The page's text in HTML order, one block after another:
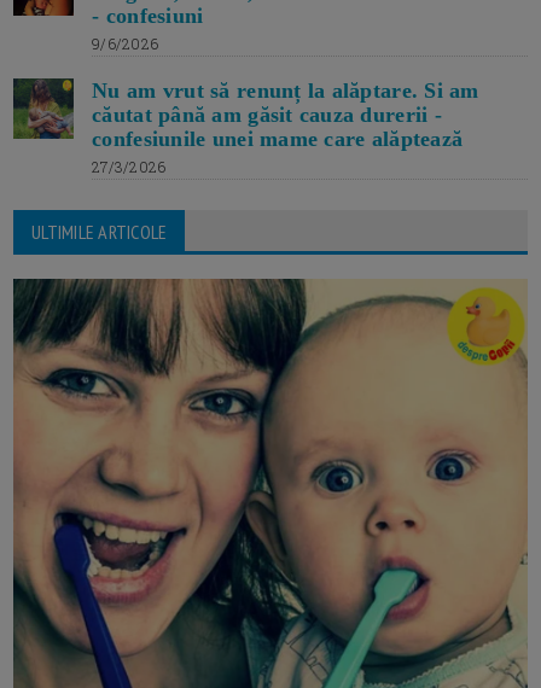
- confesiuni
9/6/2026
Nu am vrut să renunț la alăptare. Si am
căutat până am găsit cauza durerii -
confesiunile unei mame care alăptează
27/3/2026
ULTIMILE ARTICOLE